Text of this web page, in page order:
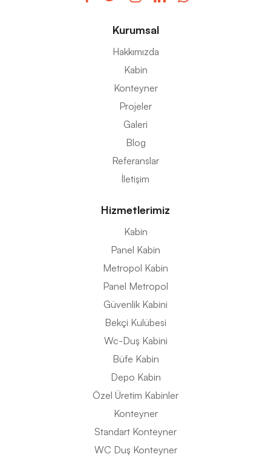
Kurumsal
Hakkımızda
Kabin
Konteyner
Projeler
Galeri
Blog
Referanslar
İletişim
Hizmetlerimiz
Kabin
Panel Kabin
Metropol Kabin
Panel Metropol
Güvenlik Kabini
Bekçi Kulübesi
Wc-Duş Kabini
Büfe Kabin
Depo Kabin
Özel Üretim Kabinler
Konteyner
Standart Konteyner
WC Duş Konteyner